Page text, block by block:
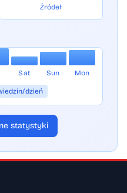
Źródeł
Sat Sun Mon
dzień
statystyki